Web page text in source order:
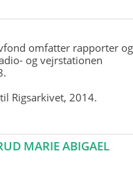
omfatter rapporter og
og vejrstationen
Rigsarkivet, 2014.
MARIE ABIGAEL